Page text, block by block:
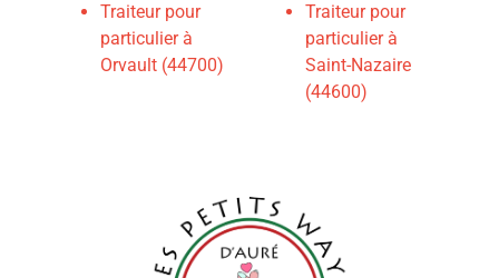
Traiteur pour
particulier à
Orvault (44700)
Traiteur pour
particulier à
Saint-Nazaire
(44600)